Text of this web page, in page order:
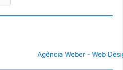
n